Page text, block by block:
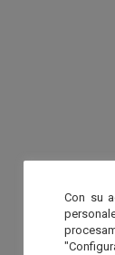
Con su